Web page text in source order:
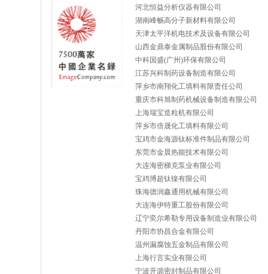
河北恒益分析仪器有限公司
湖南峰畅高分子新材料有限公司
天津太平洋机电技术及设备有限公司
山西金鼎泰金属制品股份有限公司
中科国盛(广州)环保有限公司
江苏兴科制药设备制造有限公司
萍乡市南翔化工填料有限责任公司
重庆市科旭制药机械设备制造有限公司
上海瑞宝造粒机有限公司
萍乡市倍晟化工填料有限公司
宝鸡市金海源钛标准件制品有限公司
东莞市金晨热能技术有限公司
大连海密梯克泵业有限公司
宝鸡博超钛镍有限公司
珠海德润鑫通用机械有限公司
大连海伊特重工股份有限公司
辽宁奕尔希勒专用设备制造业有限公司
丹阳市协昌合金有限公司
温州漏腐蚀五金制品有限公司
上海行言实业有限公司
宁波开源密封制品有限公司